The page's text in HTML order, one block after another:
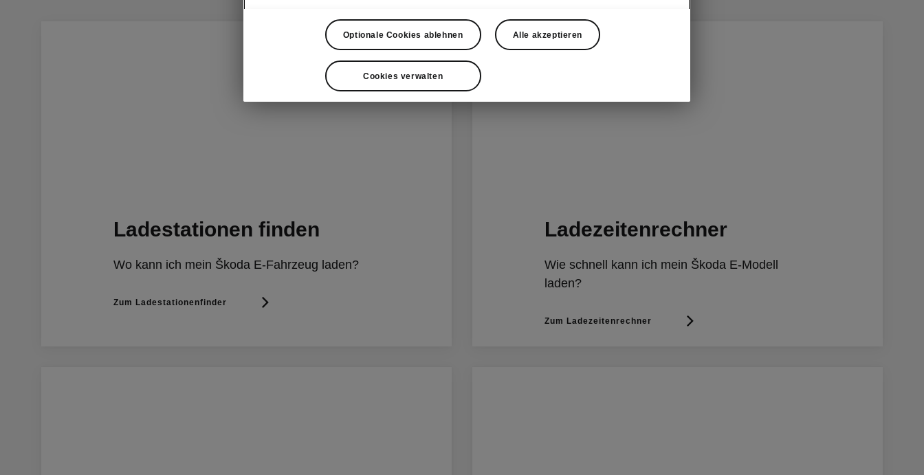
Ladestationen finden
Wo kann ich mein Škoda E-Fahrzeug laden?
Zum Ladestationenfinder
Ladezeitenrechner
Wie schnell kann ich mein Škoda E-Modell
laden?
Zum Ladezeitenrechner
Optionale Cookies ablehnen Alle akzeptieren
Cookies verwalten